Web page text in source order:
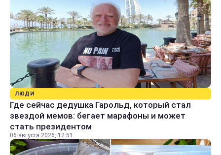
ЛЮДИ
Где сейчас дедушка Гарольд, который стал
звездой мемов: бегает марафоны и может
стать президентом
06 августа 2026, 12:51